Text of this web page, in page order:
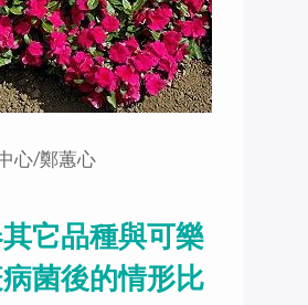
心/鄭蕙心
它品種與可樂
菌後的情形比